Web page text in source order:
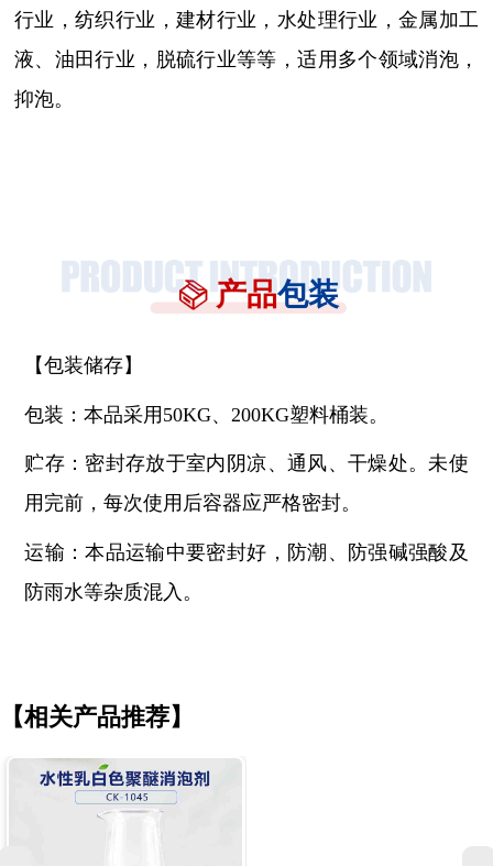
行业，纺织行业，建材行业，水处理行业，金属加工
液、油田行业，脱硫行业等等，适用多个领域消泡，
抑泡。
产品包装
【包装储存】
包装：本品采用 50KG、200KG塑料桶装。
贮存：密封存放于室内阴凉、通风、干燥处。未使
用完前，每次使用后容器应严格密封。
运输：本品运输中要密封好，防潮、防强碱强酸及
防雨水等杂质混入。
【相关产品推荐】